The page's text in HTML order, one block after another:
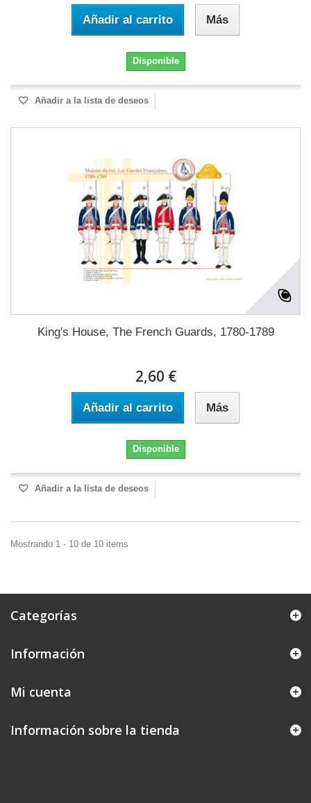
Añadir al carrito Más
Disponible
Añadir a la lista de deseos
King's House, The French Guards, 1780-1789
2,60 €
Añadir al carrito Más
Disponible
Añadir a la lista de deseos
Mostrando 1 - 10 de 10 items
Categorías
Información
Mi cuenta
Información sobre la tienda